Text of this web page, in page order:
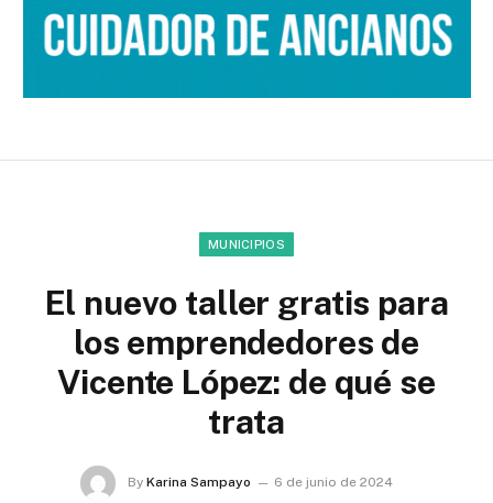
MUNICIPIOS
El nuevo taller gratis para
los emprendedores de
Vicente López: de qué se
trata
By Karina Sampayo
6 de junio de 2024